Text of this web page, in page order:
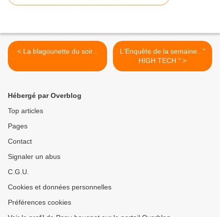
< La blagounette du soir...
L'Enquête de la semaine..."
HIGH TECH " >
Hébergé par Overblog
Top articles
Pages
Contact
Signaler un abus
C.G.U.
Cookies et données personnelles
Préférences cookies